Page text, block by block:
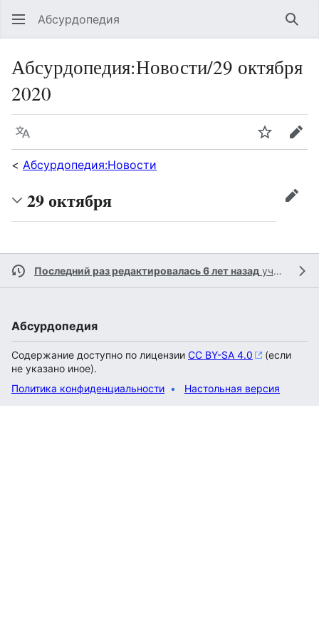
Абсурдопедия
Абсурдопедия:Новости/29 октября
2020
Язык
< Абсурдопедия:Новости
29 октября
Последний раз редактировалась 6 лет назад участником
Абсурдопедия
Содержание доступно по лицензии CC BY-SA 4.0
(если
не указано иное).
Политика конфиденциальности
Настольная версия